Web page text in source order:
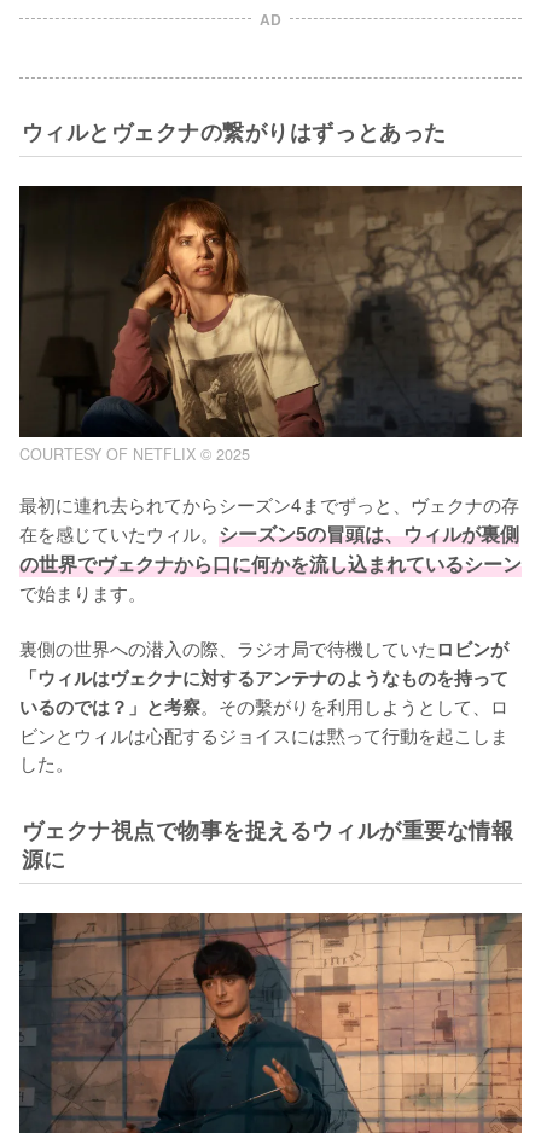
AD
ウィルとヴェクナの繋がりはずっとあった
COURTESY OF NETFLIX © 2025
最初に連れ去られてからシーズン4までずっと、ヴェクナの存
在を感じていたウィル。 シーズン5の冒頭は、ウィルが裏側
の世界でヴェクナから口に何かを流し込まれているシーン
で始まります。
裏側の世界への潜入の際、ラジオ局で待機していたロビンが
「ウィルはヴェクナに対するアンテナのようなものを持って
いるのでは？」と考察。その繫がりを利用しようとして、ロ
ビンとウィルは心配するジョイスには黙って行動を起こしま
した。
ヴェクナ視点で物事を捉えるウィルが重要な情報
源に